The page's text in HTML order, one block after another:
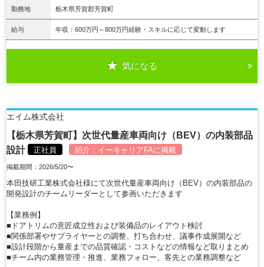
勤務地 栃木県芳賀郡芳賀町
給与 年収：600万円～800万円経験・スキルに応じて変動します
気になる
エイム株式会社
【栃木県芳賀町】次世代量産車両向け（BEV）の内装部品
設計
正社員 紹介： イーキャリアFAに掲載
掲載期間：2026/5/20〜
本田技研工業株式会社様にて次世代量産車両向け（BEV）の内装部品の
開発設計のチームリーダーとして参画いただきます
【業務例】
■ドアトリムの意匠成立性および装備品のレイアウト検討
■関係部署やサプライヤーとの調整、打ち合わせ、議事作成展開など
■設計段階から量産までの品質確認・コストなどの情報など取りまとめ
■チーム内の業務管理・推進、業務フォロー、客先との業務調整など